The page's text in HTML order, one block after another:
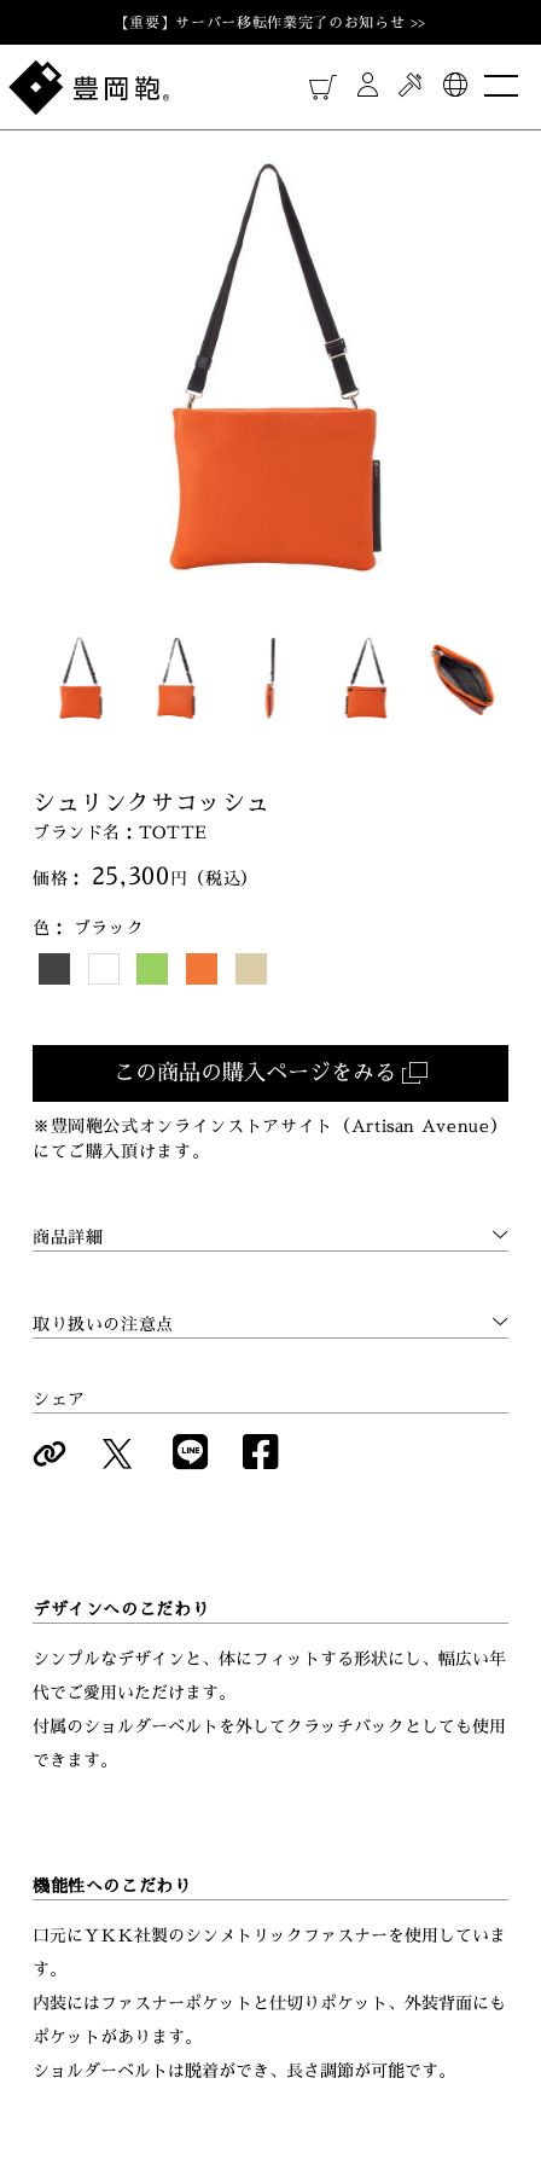
【重要】サーバー移転作業完了のお知らせ >>
シュリンクサコッシュ
ブランド名：TOTTE
25,300
色： ブラック
この商品の購入ページをみる
※豊岡鞄公式オンラインストアサイト（Artisan Avenue）
にてご購入頂けます。
商品詳細
取り扱いの注意点
シェア
デザインへのこだわり
シンプルなデザインと、体にフィットする形状にし、幅広い年
代でご愛用いただけます。
付属のショルダーベルトを外してクラッチバックとしても使用
できます。
機能性へのこだわり
口元にＹＫＫ社製のシンメトリックファスナーを使用していま
す。
内装にはファスナーポケットと仕切りポケット、外装背面にも
ポケットがあります。
ショルダーベルトは脱着ができ、長さ調節が可能です。